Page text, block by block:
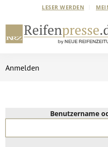
LESER WERDEN
Anmelden
Benutzername